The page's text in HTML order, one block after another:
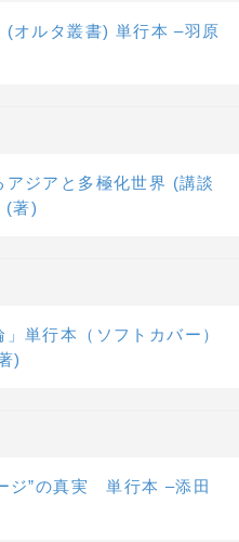
オルタ叢書) 単行本 –羽原
ジアと多極化世界 (講談
(著)
単行本（ソフトカバー）
)
ジ”の真実 単行本 –添田